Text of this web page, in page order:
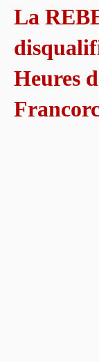
La
Heures